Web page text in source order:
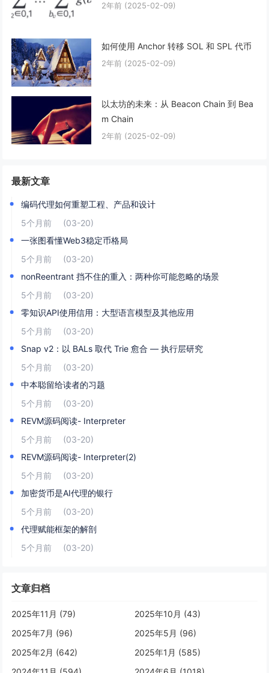
2年前 (2025-02-09)
如何使用 Anchor 转移 SOL 和 SPL 代币
2年前 (2025-02-09)
以太坊的未来：从 Beacon Chain 到 Bea
m Chain
2年前 (2025-02-09)
最新文章
编码代理如何重塑工程、产品和设计
5个月前
(03-20)
一张图看懂Web3稳定币格局
5个月前
(03-20)
nonReentrant 挡不住的重入：两种你可能忽略的场景
5个月前
(03-20)
零知识API使用信用：大型语言模型及其他应用
5个月前
(03-20)
Snap v2：以 BALs 取代 Trie 愈合 — 执行层研究
5个月前
(03-20)
中本聪留给读者的习题
5个月前
(03-20)
REVM源码阅读- Interpreter
5个月前
(03-20)
REVM源码阅读- Interpreter(2)
5个月前
(03-20)
加密货币是AI代理的银行
5个月前
(03-20)
代理赋能框架的解剖
5个月前
(03-20)
文章归档
2025年11月 (79)
2025年10月 (43)
2025年7月 (96)
2025年5月 (96)
2025年2月 (642)
2025年1月 (585)